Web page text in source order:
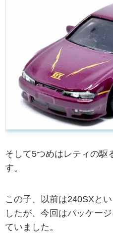
そして5つめはレティの駆
す。
この子、以前は240SXと
したが、今回はパッケー
ていました。